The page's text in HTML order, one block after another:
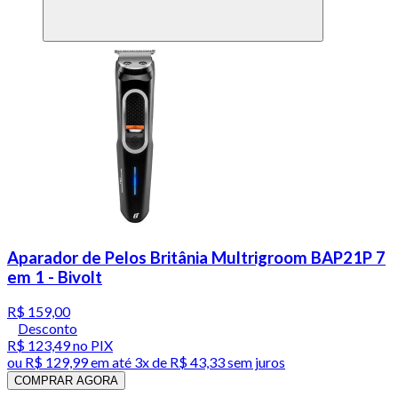
Aparador de Pelos Britânia Multrigroom BAP21P 7
em 1 - Bivolt
R$ 159,00
Desconto
R$ 123,49no PIX
ou R$ 129,99em até 3x de R$ 43,33 sem juros
COMPRAR AGORA